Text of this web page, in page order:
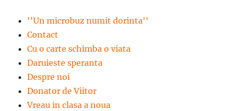
''Un microbuz numit dorinta''
Contact
Cu o carte schimba o viata
Daruieste speranta
Despre noi
Donator de Viitor
Vreau in clasa a noua